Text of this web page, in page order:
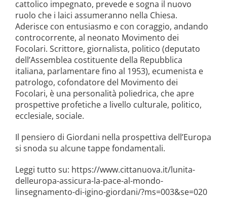
cattolico impegnato, prevede e sogna il nuovo
ruolo che i laici assumeranno nella Chiesa.
Aderisce con entusiasmo e con coraggio, andando
controcorrente, al neonato Movimento dei
Focolari. Scrittore, giornalista, politico (deputato
dell’Assemblea costituente della Repubblica
italiana, parlamentare fino al 1953), ecumenista e
patrologo, cofondatore del Movimento dei
Focolari, è una personalità poliedrica, che apre
prospettive profetiche a livello culturale, politico,
ecclesiale, sociale.
Il pensiero di Giordani nella prospettiva dell’Europa
si snoda su alcune tappe fondamentali.
Leggi tutto su: https://www.cittanuova.it/lunita-
delleuropa-assicura-la-pace-al-mondo-
linsegnamento-di-igino-giordani/?ms=003&se=020